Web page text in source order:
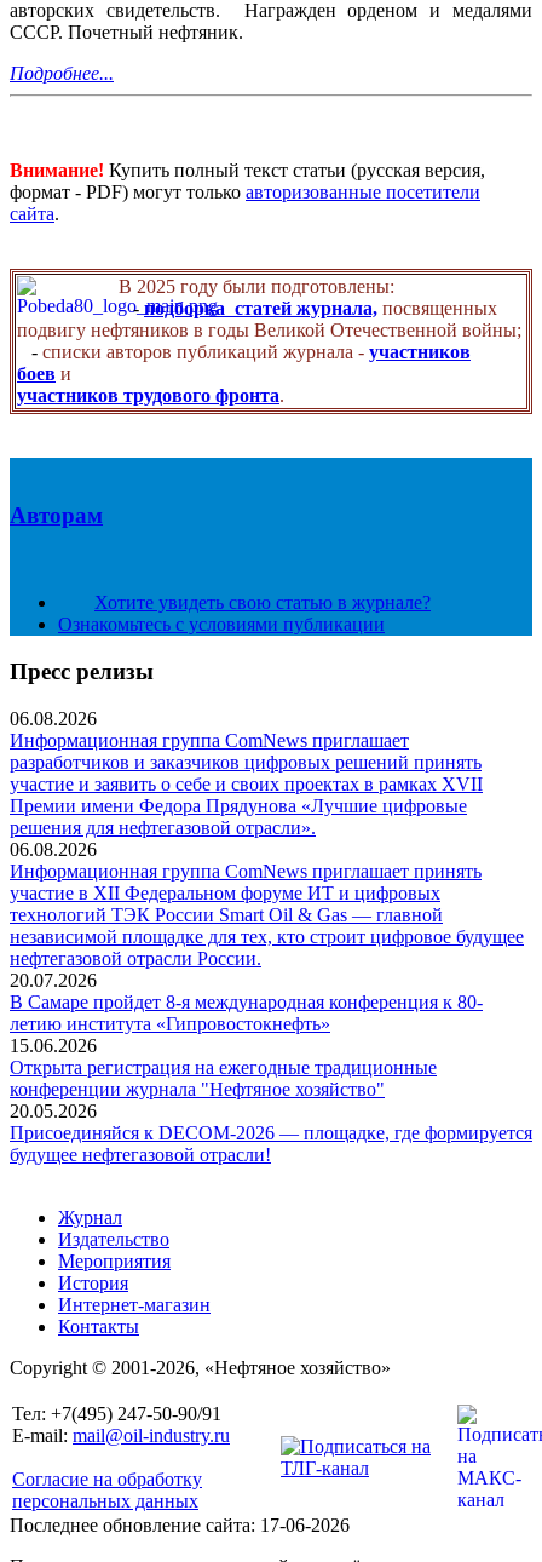
авторских свидетельств. Награжден орденом и медалями
СССР. Почетный нефтяник.
Подробнее...
Внимание! Купить полный текст статьи (русская версия,
формат - PDF) могут только авторизованные посетители
сайта.
В 2025 году были подготовлены:
- подборка статей журнала, посвященных
подвигу нефтяников в годы Великой Отечественной войны;
- списки авторов публикаций журнала - участников
боев и
участников трудового фронта.
Авторам
Хотите увидеть свою статью в журнале?
Ознакомьтесь с условиями публикации
Пресс релизы
06.08.2026
Информационная группа ComNews приглашает
разработчиков и заказчиков цифровых решений принять
участие и заявить о себе и своих проектах в рамках XVII
Премии имени Федора Прядунова «Лучшие цифровые
решения для нефтегазовой отрасли».
06.08.2026
Информационная группа ComNews приглашает принять
участие в XII Федеральном форуме ИТ и цифровых
технологий ТЭК России Smart Oil & Gas — главной
независимой площадке для тех, кто строит цифровое будущее
нефтегазовой отрасли России.
20.07.2026
В Самаре пройдет 8-я международная конференция к 80-
летию института «Гипровостокнефть»
15.06.2026
Открыта регистрация на ежегодные традиционные
конференции журнала "Нефтяное хозяйство"
20.05.2026
Присоединяйся к DECOM-2026 — площадке, где формируется
будущее нефтегазовой отрасли!
Журнал
Издательство
Мероприятия
История
Интернет-магазин
Контакты
Copyright © 2001-2026, «Нефтяное хозяйство»
Тел: +7(495) 247-50-90/91
E-mail: mail@oil-industry.ru
Согласие на обработку
персональных данных
Последнее обновление сайта: 17-06-2026